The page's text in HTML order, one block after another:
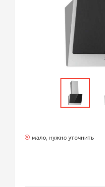
мало, нужно уточнить